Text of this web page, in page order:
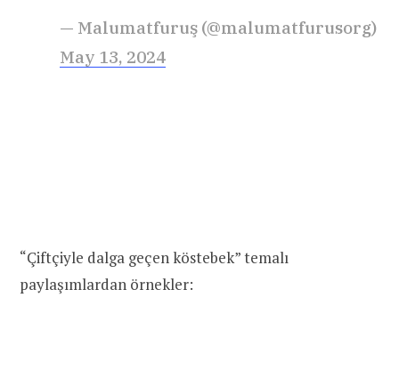
— Malumatfuruş (@malumatfurusorg)
May 13, 2024
“Çiftçiyle dalga geçen köstebek” temalı
paylaşımlardan örnekler: